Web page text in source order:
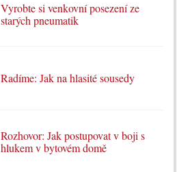
Vyrobte si venkovní posezení ze
starých pneumatik
Radíme: Jak na hlasité sousedy
Rozhovor: Jak postupovat v boji s
hlukem v bytovém domě